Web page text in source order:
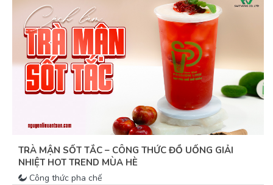
TRÀ MẬN SỐT TẮC – CÔNG THỨC ĐỒ UỐNG GIẢI
NHIỆT HOT TREND MÙA HÈ
Công thức pha chế